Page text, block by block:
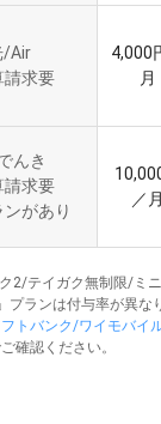
/Air
請求要
4,000
月
んき
請求要
があり
／月
2/テイガク無制限/ミ
プランは付与率が異な
トバンク/ワイモバイ
確認ください。